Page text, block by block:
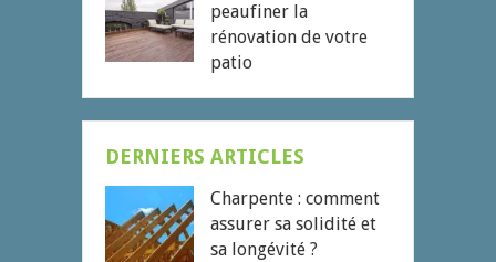
peaufiner la
rénovation de votre
patio
DERNIERS ARTICLES
Charpente : comment
assurer sa solidité et
sa longévité ?